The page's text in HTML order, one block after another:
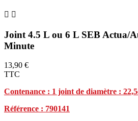
 
Joint 4.5 L ou 6 L SEB Actua/
Minute
13,90 €
TTC
Contenance : 1 joint de diamètre :
Référence : 790141